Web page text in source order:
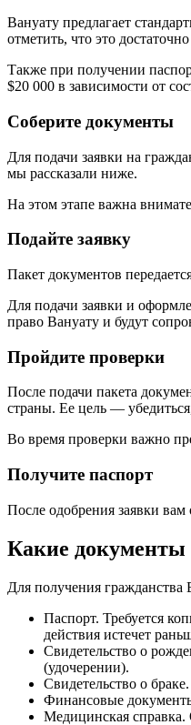
Вануату предлагает
отметить, что это
Также при получении
$20 000 в зависимости от
Соберите документы
Для подачи заявки на
мы рассказали ниже.
На этом этапе важна
Подайте заявку
Пакет документов
Для подачи заявки и
право Вануату и будут
Пройдите проверки
После подачи пакета
страны. Ее цель —
Во время проверки важно
Получите паспорт
После одобрения заявки
Какие
Для получения гражданства
Паспорт. Требуется
действия истечет
Свидетельство о
(удочерении).
Свидетельство о
Финансовые
Медицинская справка.